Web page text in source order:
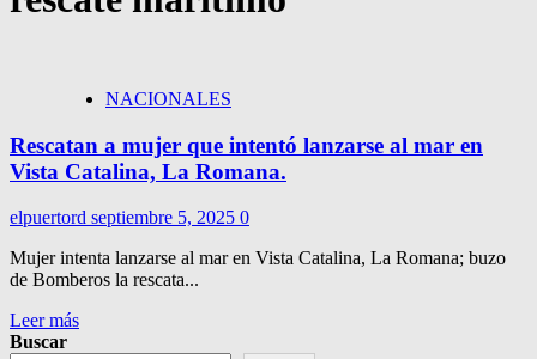
NACIONALES
Rescatan a mujer que intentó lanzarse al mar en
Vista Catalina, La Romana.
elpuertord septiembre 5, 2025 0
Mujer intenta lanzarse al mar en Vista Catalina, La Romana; buzo
de Bomberos la rescata...
Leer más
Buscar